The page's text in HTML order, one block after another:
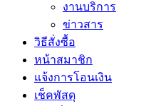
งานบริการ
ข่าวสาร
วิธีสั่งซื้อ
หน้าสมาชิก
แจ้งการโอนเงิน
เช็คพัสดุ